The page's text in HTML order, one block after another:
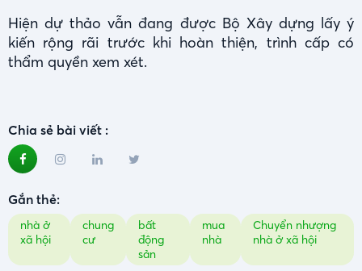
Hiện dự thảo vẫn đang được Bộ Xây dựng lấy ý
kiến rộng rãi trước khi hoàn thiện, trình cấp có
thẩm quyền xem xét.
Chia sẻ bài viết :
Gắn thẻ:
nhà ở
xã hội
chung
cư
bất
động
sản
mua
nhà
Chuyển nhượng
nhà ở xã hội